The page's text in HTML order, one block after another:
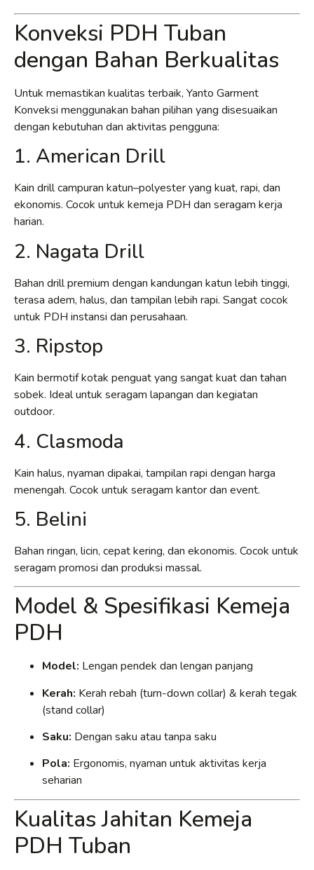
Konveksi PDH Tuban
dengan Bahan Berkualitas
Untuk memastikan kualitas terbaik, Yanto Garment
Konveksi menggunakan bahan pilihan yang disesuaikan
dengan kebutuhan dan aktivitas pengguna:
1. American Drill
Kain drill campuran katun–polyester yang kuat, rapi, dan
ekonomis. Cocok untuk kemeja PDH dan seragam kerja
harian.
2. Nagata Drill
Bahan drill premium dengan kandungan katun lebih tinggi,
terasa adem, halus, dan tampilan lebih rapi. Sangat cocok
untuk PDH instansi dan perusahaan.
3. Ripstop
Kain bermotif kotak penguat yang sangat kuat dan tahan
sobek. Ideal untuk seragam lapangan dan kegiatan
outdoor.
4. Clasmoda
Kain halus, nyaman dipakai, tampilan rapi dengan harga
menengah. Cocok untuk seragam kantor dan event.
5. Belini
Bahan ringan, licin, cepat kering, dan ekonomis. Cocok untuk
seragam promosi dan produksi massal.
Model & Spesifikasi Kemeja
PDH
Model: Lengan pendek dan lengan panjang
Kerah: Kerah rebah (turn-down collar) & kerah tegak
(stand collar)
Saku: Dengan saku atau tanpa saku
Pola: Ergonomis, nyaman untuk aktivitas kerja
seharian
Kualitas Jahitan Kemeja
PDH Tuban